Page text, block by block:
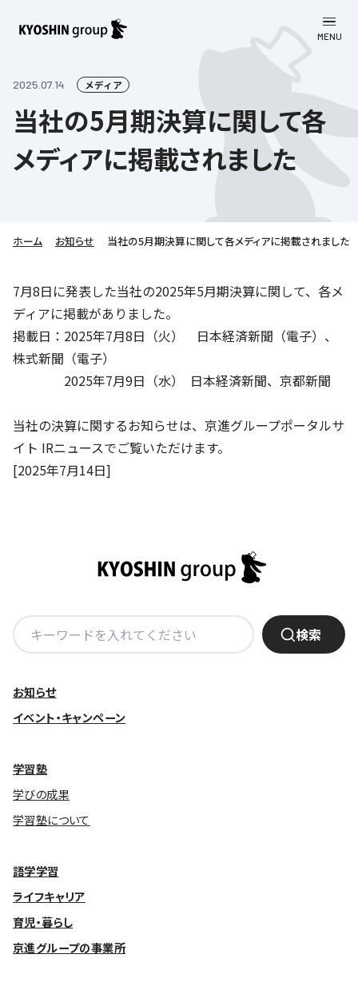
MENU
会社案内
会社案内
会社概要／組織図
Company’s Profile
沿革
本社所在地
京進グループが目指す姿
事業一覧
学びの成果
語学学習
ライフキャリア
育児・暮らし
サステナビリティ
お客さま満足度向上の取り組み
労働環境向上の取り組み
人材育成の取り組み
CSRレポート
ミャンマーへの支援活動
オリジナルバッグプロジェクト
価値創造の取り組み
DXビジョン・DX戦略
卓越した安全・安心を目指して
安全・安心にお通いいただくために
お客様相談センター
株主・投資家向け情報
株主・投資家向け情報
株主・株式関連情報
株主・投資家の皆さまへ
ビジョン／経営方針
連結業績・財務
IRライブラリー
IRお問合せ
採用情報
採用情報
京進リクルートInstagram
新卒採用デジタルパンフレット
中途採用
日本語教育事業 採用
お問い合わせ
利用規約
個人情報保護方針
Copyright © KYOSHIN Co., Ltd. All rights reserved.
2025.07.14 メディア
当社の5月期決算に関して各
メディアに掲載されました
ホーム お知らせ 当社の5月期決算に関して各メディアに掲載されました
7月8日に発表した当社の2025年5月期決算に関して、各メ
ディアに掲載がありました。
掲載日：2025年7月8日（火） 日本経済新聞（電子）、
株式新聞（電子）
2025年7月9日（水） 日本経済新聞、京都新聞
当社の決算に関するお知らせは、京進グループポータルサ
イト IRニュースでご覧いただけます。
[2025年7月14日]
検
索:
検索
お知らせ
イベント・キャンペーン
学習塾
学びの成果
学習塾について
語学学習
ライフキャリア
育児・暮らし
京進グループの事業所